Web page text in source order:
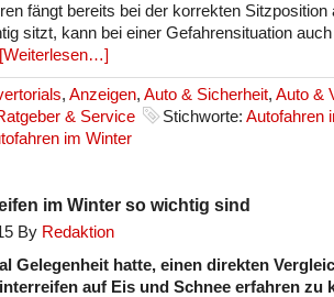
fängt bereits bei der korrekten Sitzposition
sitzt, kann bei einer Gefahrensituation
[Weiterlesen…]
, Anzeigen, Auto & Sicherheit, Auto &
& Service Stichworte: Autofahren
im Winter
im Winter so wichtig sind
By Redaktion
Gelegenheit hatte, einen direkten
auf Eis und Schnee erfahren zu